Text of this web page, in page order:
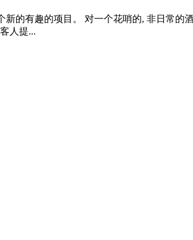
的有趣的项目。 对一个花哨的, 非日常
人提...